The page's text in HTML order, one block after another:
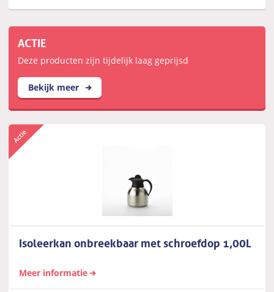
ACTIE
Deze producten zijn tijdelijk laag geprijsd
Bekijk meer
Isoleerkan onbreekbaar met schroefdop 1,00L
Meer informatie